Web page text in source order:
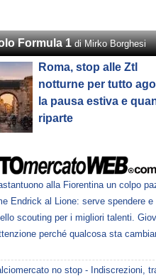
Formula 1 di Mirko Borghesi
Roma, stop alle Ztl
notturne per tutto
la pausa estiva e
riparte
alla Fiorentina un colpo
Endrick al Lione: serve spendere e
scouting per i migliori talenti.
perché qualcosa sta
no stop - Indiscrezioni,